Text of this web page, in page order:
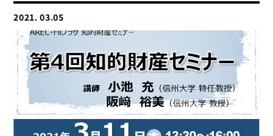
2021. 03.05